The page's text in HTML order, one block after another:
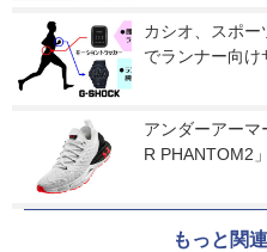
カシオ、スポー
でランナー向け
アンダーアーマ
R PHANTOM2
もっと関